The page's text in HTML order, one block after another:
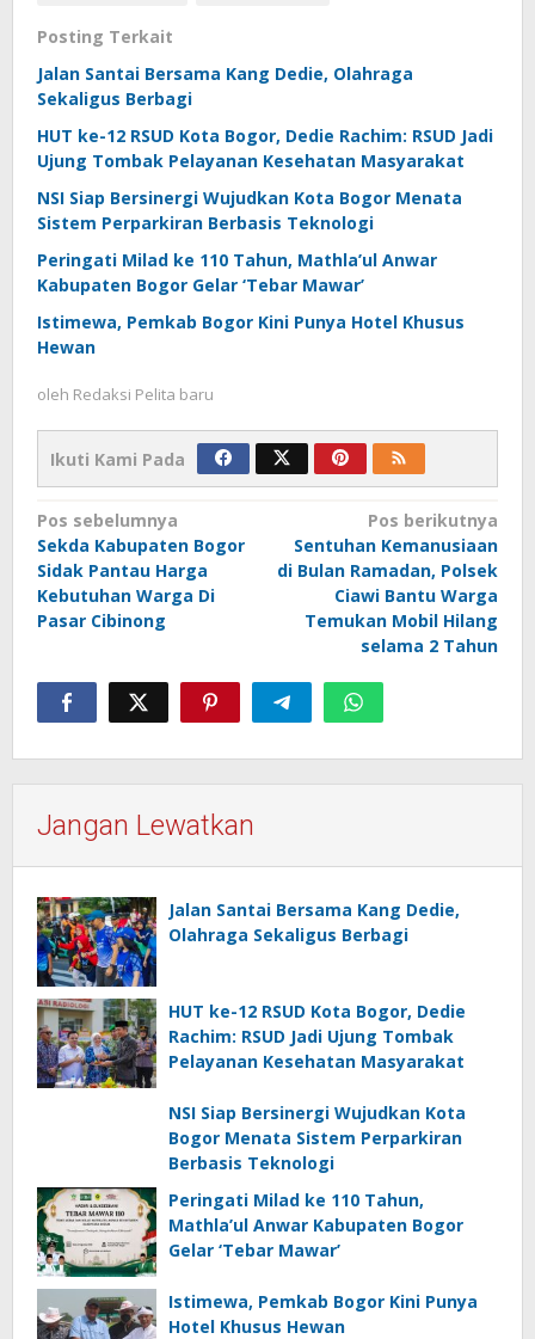
Posting Terkait
Jalan Santai Bersama Kang Dedie, Olahraga
Sekaligus Berbagi
HUT ke-12 RSUD Kota Bogor, Dedie Rachim: RSUD Jadi
Ujung Tombak Pelayanan Kesehatan Masyarakat
NSI Siap Bersinergi Wujudkan Kota Bogor Menata
Sistem Perparkiran Berbasis Teknologi
Peringati Milad ke 110 Tahun, Mathla’ul Anwar
Kabupaten Bogor Gelar ‘Tebar Mawar’
Istimewa, Pemkab Bogor Kini Punya Hotel Khusus
Hewan
oleh Redaksi Pelita baru
Ikuti Kami Pada
Navigasi
pos
Pos sebelumnya
Sekda Kabupaten Bogor
Sidak Pantau Harga
Kebutuhan Warga Di
Pasar Cibinong
Pos berikutnya
Sentuhan Kemanusiaan
di Bulan Ramadan, Polsek
Ciawi Bantu Warga
Temukan Mobil Hilang
selama 2 Tahun
Jangan Lewatkan
Jalan Santai Bersama Kang Dedie,
Olahraga Sekaligus Berbagi
HUT ke-12 RSUD Kota Bogor, Dedie
Rachim: RSUD Jadi Ujung Tombak
Pelayanan Kesehatan Masyarakat
NSI Siap Bersinergi Wujudkan Kota
Bogor Menata Sistem Perparkiran
Berbasis Teknologi
Peringati Milad ke 110 Tahun,
Mathla’ul Anwar Kabupaten Bogor
Gelar ‘Tebar Mawar’
Istimewa, Pemkab Bogor Kini Punya
Hotel Khusus Hewan